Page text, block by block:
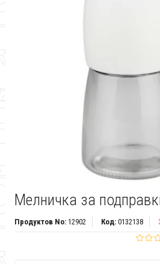
Мелничка за
Продуктов No:12902 Код:0132138